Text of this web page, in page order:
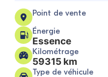
Point de vente
Énergie
Essence
Kilométrage
59315 km
Type de véhicule